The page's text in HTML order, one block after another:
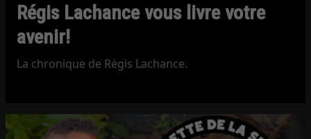
Régis Lachance vous livre votre
avenir!
La chronique de Régis Lachance.